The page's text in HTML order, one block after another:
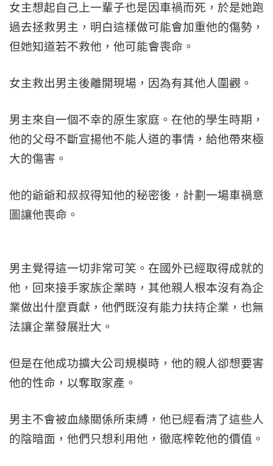
女主想起自己上一輩子也是因車禍而死，於是她跑
過去拯救男主，明白這樣做可能會加重他的傷勢，
但她知道若不救他，他可能會喪命。
女主救出男主後離開現場，因為有其他人圍觀。
男主來自一個不幸的原生家庭。在他的學生時期，
他的父母不斷宣揚他不能人道的事情，給他帶來極
大的傷害。
他的爺爺和叔叔得知他的秘密後，計劃一場車禍意
圖讓他喪命。
男主覺得這一切非常可笑。在國外已經取得成就的
他，回來接手家族企業時，其他親人根本沒有為企
業做出什麼貢獻，他們既沒有能力扶持企業，也無
法讓企業發展壯大。
但是在他成功擴大公司規模時，他的親人卻想要害
他的性命，以奪取家產。
男主不會被血緣關係所束縛，他已經看清了這些人
的陰暗面，他們只想利用他，徹底榨乾他的價值。